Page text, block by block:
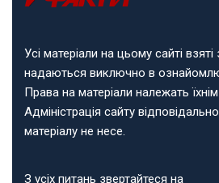
Усі матеріали на цьому сайті
надаються виключно в
Права на матеріали належать
Адміністрація сайту
матеріалу не несе.
З усіх питань звертайтеся на